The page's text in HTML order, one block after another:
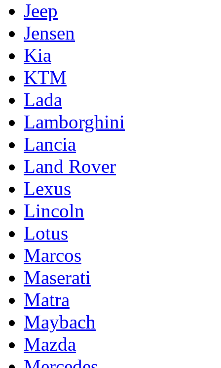
Jeep
Jensen
Kia
KTM
Lada
Lamborghini
Lancia
Land Rover
Lexus
Lincoln
Lotus
Marcos
Maserati
Matra
Maybach
Mazda